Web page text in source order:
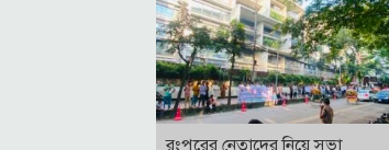
রংপুরের নেতাদের নিয়ে সভা